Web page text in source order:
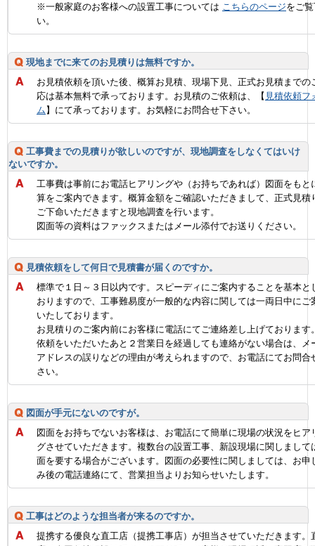
※一般家庭のお客様への設置工事については こちらのページをご
い。
現地までに来てのお見積りは無料ですか。
お見積依頼を頂いた後、概算お見積、現場下見、正式お見積までの
応は基本無料で承っております。お見積のご依頼は、【 見積依頼フ
ム】にて承っております。お気軽にお問合せ下さい。
工事費までの見積りが欲しいのですが、現地調査をしなくてはいけ
ないですか。
工事費は事前にお電話ヒアリングや（お持ちであれば）図面をもと
算をご案内できます。概算金額をご確認いただきまして、正式見積
ご下命いただきますと現地調査を行います。
図面等の資料はファックスまたはメール添付でお送りください。
見積依頼をして何日で見積書が届くのですか。
標準で１日～３日以内です。スピーディにご案内することを基本と
おりますので、工事難易度が一般的な内容に関しては一両日中にご
いたしております。
お見積りのご案内前にお客様に電話にてご連絡差し上げております
依頼をいただいたあと２営業日を経過しても連絡がない場合は、メ
アドレスの誤りなどの理由が考えられますので、お電話にてお問合
さい。
図面が手元にないのですが。
図面をお持ちでないお客様は、お電話にて簡単に現場の状況をヒア
グさせていただきます。複数台の設置工事、新設現場に関しまして
面を要する場合がございます。図面の必要性に関しましては、お申
み後の電話連絡にて、営業担当よりお知らせいたします。
工事はどのような担当者が来るのですか。
提携する優良な直工店（提携工事店）が担当させていただきます。